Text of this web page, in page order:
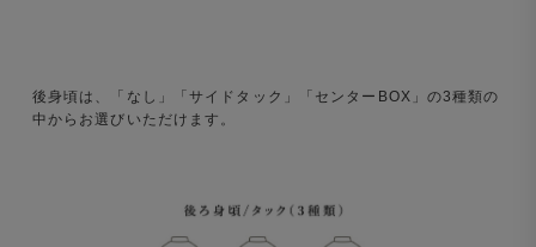
後身頃は、「なし」「サイドタック」「センターBOX」の3種類の
中からお選びいただけます。